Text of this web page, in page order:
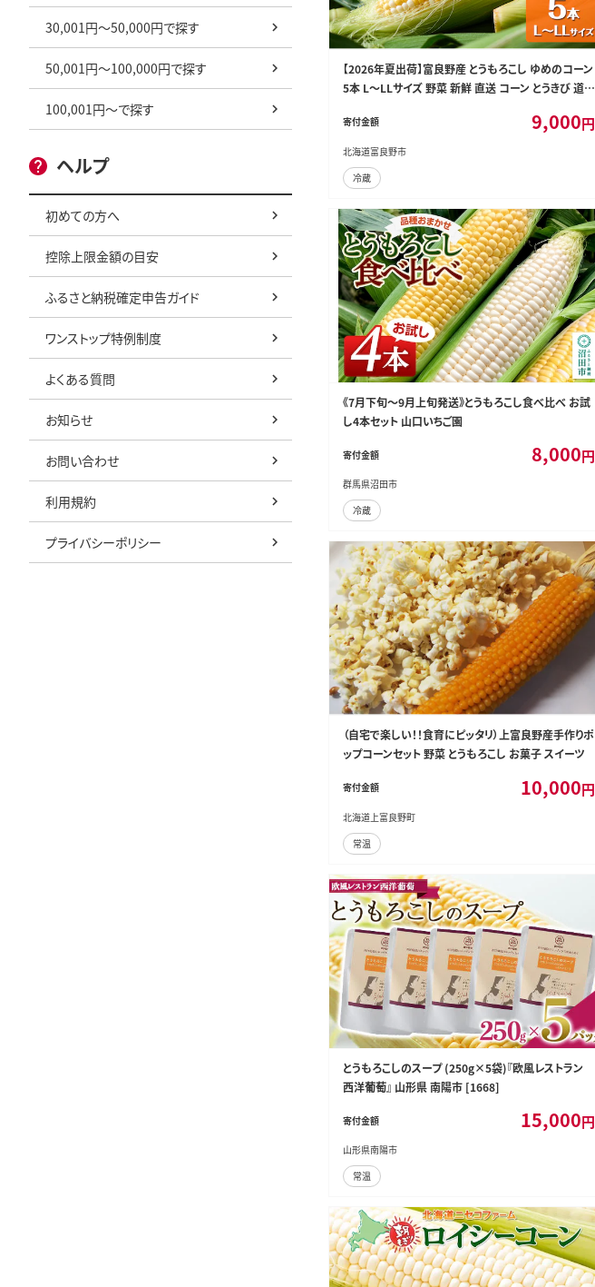
30,001円～50,000円で探す
50,001円～100,000円で探す
100,001円～で探す
ヘルプ
初めての方へ
控除上限金額の目安
ふるさと納税確定申告ガイド
ワンストップ特例制度
よくある質問
お知らせ
お問い合わせ
利用規約
プライバシーポリシー
【2026年夏出荷】富良野産 とうもろこし ゆめのコーン
5本 L～LLサイズ 野菜 新鮮 直送 コーン とうきび 道
寄付金額 9,000円
北海道富良野市
冷蔵
《7月下旬～9月上旬発送》とうもろこし食べ比べ お試
し4本セット 山口いちご園
寄付金額 8,000円
群馬県沼田市
冷蔵
（自宅で楽しい！！食育にピッタリ）上富良野産手作りポ
ップコーンセット 野菜 とうもろこし お菓子 スイーツ
寄付金額 10,000円
北海道上富良野町
常温
とうもろこしのスープ (250g×5袋)『欧風レストラン
西洋葡萄』 山形県 南陽市 [1668]
寄付金額 15,000円
山形県南陽市
常温